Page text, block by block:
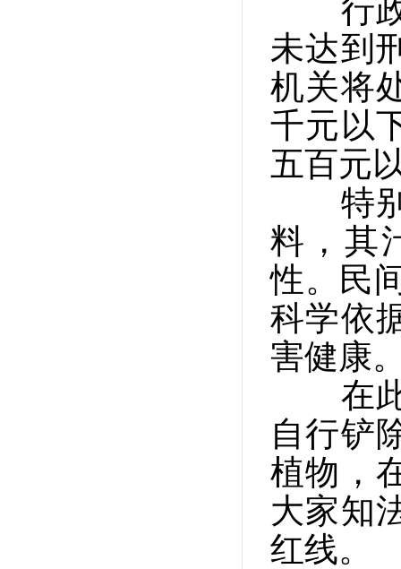
行政
未达到
机关将
千元以
五百元
特别
料，其
性。民
科学依
害健康
在此
自行铲
植物，
大家知
红线。